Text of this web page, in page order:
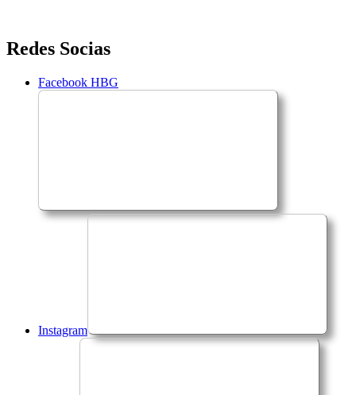
Saltar
para
conteúdo
Redes Socias
Facebook HBG
Instagram